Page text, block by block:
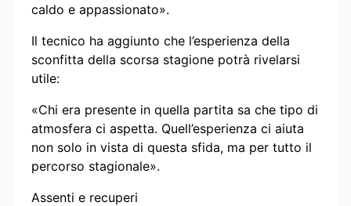
caldo e appassionato».
Il tecnico ha aggiunto che l’esperienza della
sconfitta della scorsa stagione potrà rivelarsi
utile:
«Chi era presente in quella partita sa che tipo di
atmosfera ci aspetta. Quell’esperienza ci aiuta
non solo in vista di questa sfida, ma per tutto il
percorso stagionale».
Assenti e recuperi